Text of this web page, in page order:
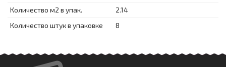
Количество м2 в упак.
2.14
Количество штук в упаковке
8